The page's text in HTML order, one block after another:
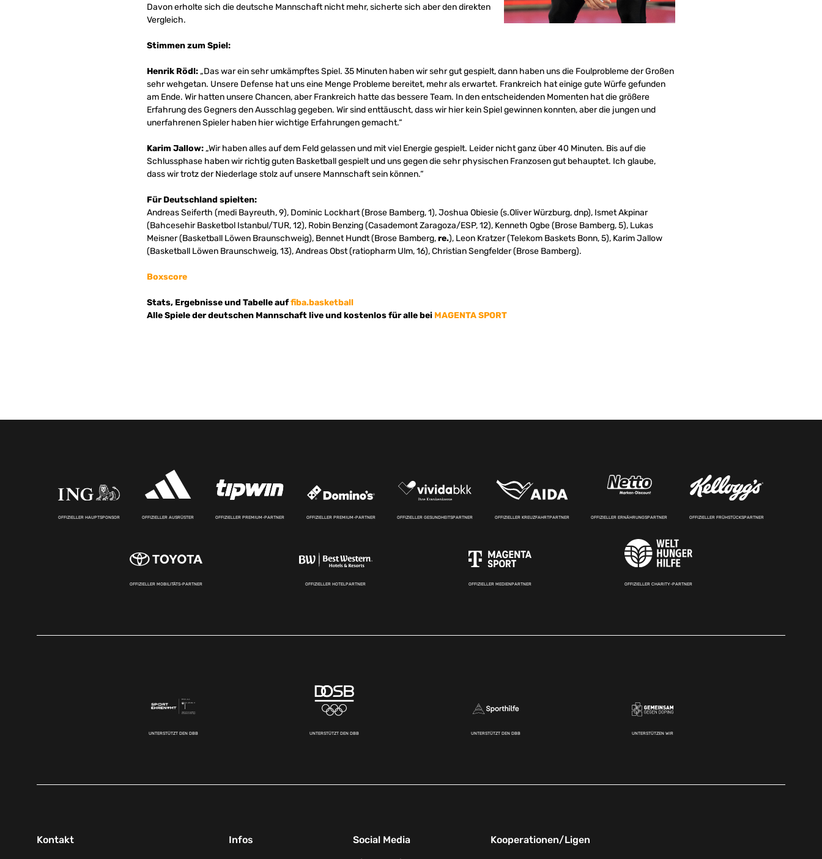
Davon erholte sich die deutsche Mannschaft nicht mehr, sicherte sich aber den direkten
Vergleich.
Stimmen zum Spiel:
Henrik Rödl: „Das war ein sehr umkämpftes Spiel. 35 Minuten haben wir sehr gut gespielt, dann haben uns die Foulprobleme der Großen
sehr wehgetan. Unsere Defense hat uns eine Menge Probleme bereitet, mehr als erwartet. Frankreich hat einige gute Würfe gefunden
am Ende. Wir hatten unsere Chancen, aber Frankreich hatte das bessere Team. In den entscheidenden Momenten hat die größere
Erfahrung des Gegners den Ausschlag gegeben. Wir sind enttäuscht, dass wir hier kein Spiel gewinnen konnten, aber die jungen und
unerfahrenen Spieler haben hier wichtige Erfahrungen gemacht.“
Karim Jallow: „Wir haben alles auf dem Feld gelassen und mit viel Energie gespielt. Leider nicht ganz über 40 Minuten. Bis auf die
Schlussphase haben wir richtig guten Basketball gespielt und uns gegen die sehr physischen Franzosen gut behauptet. Ich glaube,
dass wir trotz der Niederlage stolz auf unsere Mannschaft sein können.“
Für Deutschland spielten:
Andreas Seiferth (medi Bayreuth, 9), Dominic Lockhart (Brose Bamberg, 1), Joshua Obiesie (s.Oliver Würzburg, dnp), Ismet Akpinar
(Bahcesehir Basketbol Istanbul/TUR, 12), Robin Benzing (Casademont Zaragoza/ESP, 12), Kenneth Ogbe (Brose Bamberg, 5), Lukas
Meisner (Basketball Löwen Braunschweig), Bennet Hundt (Brose Bamberg,re.), Leon Kratzer (Telekom Baskets Bonn, 5), Karim Jallow
(Basketball Löwen Braunschweig, 13), Andreas Obst (ratiopharm Ulm, 16), Christian Sengfelder (Brose Bamberg).
Boxscore
Stats, Ergebnisse und Tabelle auffiba.basketball
Alle Spiele der deutschen Mannschaft live und kostenlos für alle bei MAGENTA SPORT
OFFIZIELLER HAUPTSPONSOR OFFIZIELLER AUSRÜSTER OFFIZIELLER PREMIUM-PARTNER OFFIZIELLER PREMIUM-PARTNER OFFIZIELLER GESUNDHEITSPARTNER OFFIZIELLER KREUZFAHRTPARTNER OFFIZIELLER ERNÄHRUNGSPARTNER OFFIZIELLER FRÜHSTÜCKSPARTNER
OFFIZIELLER MOBILITÄTS-PARTNER OFFIZIELLER HOTELPARTNER OFFIZIELLER MEDIENPARTNER OFFIZIELLER CHARITY-PARTNER
UNTERSTÜTZT DEN DBB UNTERSTÜTZT DEN DBB UNTERSTÜTZT DEN DBB UNTERSTÜTZEN WIR
Kontakt Infos Social Media Kooperationen/Ligen